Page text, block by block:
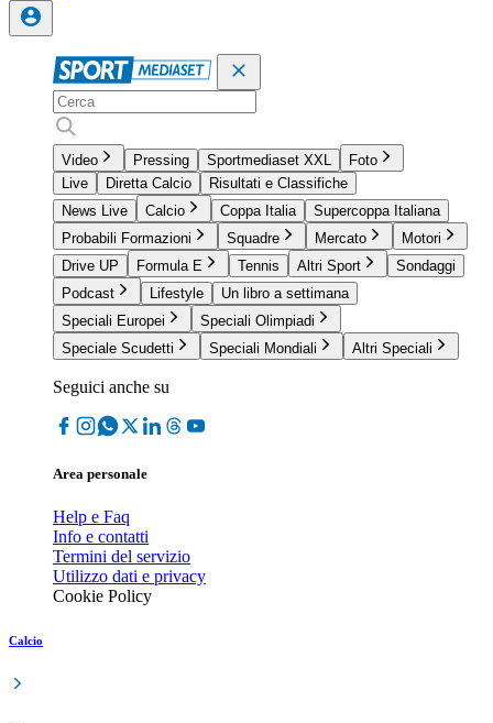
Video Pressing Sportmediaset XXL
Foto
Live
Diretta Calcio
Risultati e Classifiche
News Live
Calcio Coppa Italia
Supercoppa Italiana
Probabili Formazioni
Squadre Mercato
Motori
Drive UP
Formula E Tennis Altri Sport
Sondaggi
Podcast
Lifestyle
Un libro a settimana
Speciali Europei
Speciali Olimpiadi
Speciale Scudetti
Speciali Mondiali Altri Speciali
Seguici anche su
Area personale
Help e Faq
Info e contatti
Termini del servizio
Utilizzo dati e privacy
Cookie Policy
Calcio